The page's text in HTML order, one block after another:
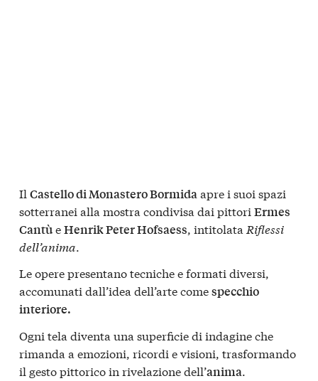
Il Castello di Monastero Bormidaapre i suoi spazi
sotterranei alla mostra condivisa dai pittori Ermes
CantùeHenrik Peter Hofsaess, intitolata Riflessi
dell’anima.
Le opere presentano tecniche e formati diversi,
accomunati dall’idea dell’arte comespecchio
interiore.
Ogni tela diventa una superficie di indagine che
rimanda a emozioni, ricordi e visioni, trasformando
il gesto pittorico in rivelazione dell’anima.